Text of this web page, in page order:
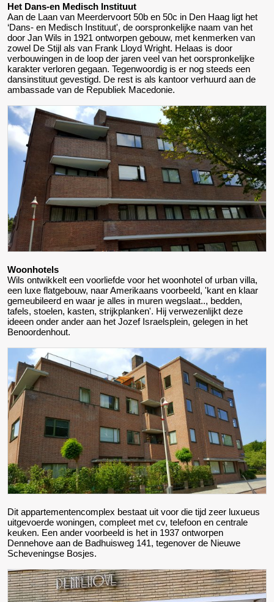
Het Dans-en Medisch Instituut
Aan de Laan van Meerdervoort 50b en 50c in Den Haag ligt het
‘Dans- en Medisch Instituut', de oorspronkelijke naam van het
door Jan Wils in 1921 ontworpen gebouw, met kenmerken van
zowel De Stijl als van Frank Lloyd Wright. Helaas is door
verbouwingen in de loop der jaren veel van het oorspronkelijke
karakter verloren gegaan. Tegenwoordig is er nog steeds een
dansinstituut gevestigd. De rest is als kantoor verhuurd aan de
ambassade van de Republiek Macedonie.
Woonhotels
Wils ontwikkelt een voorliefde voor het woonhotel of urban villa,
een luxe flatgebouw, naar Amerikaans voorbeeld, 'kant en klaar
gemeubileerd en waar je alles in muren wegslaat.., bedden,
tafels, stoelen, kasten, strijkplanken'. Hij verwezenlijkt deze
ideeen onder ander aan het Jozef Israelsplein, gelegen in het
Benoordenhout.
Dit appartementencomplex bestaat uit voor die tijd zeer luxueus
uitgevoerde woningen, compleet met cv, telefoon en centrale
keuken. Een ander voorbeeld is het in 1937 ontworpen
Dennehove aan de Badhuisweg 141, tegenover de Nieuwe
Scheveningse Bosjes.